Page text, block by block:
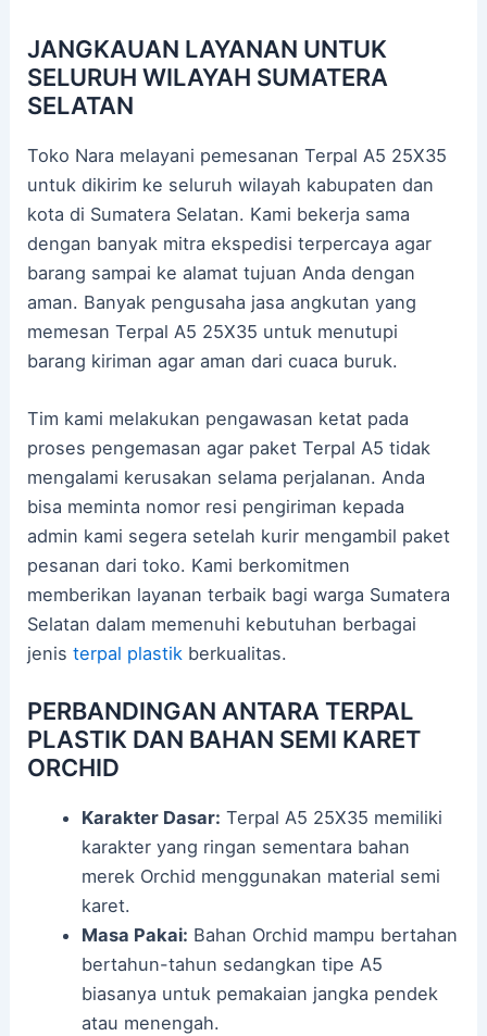
JANGKAUAN LAYANAN UNTUK
SELURUH WILAYAH SUMATERA
SELATAN
Toko Nara melayani pemesanan Terpal A5 25X35
untuk dikirim ke seluruh wilayah kabupaten dan
kota di Sumatera Selatan. Kami bekerja sama
dengan banyak mitra ekspedisi terpercaya agar
barang sampai ke alamat tujuan Anda dengan
aman. Banyak pengusaha jasa angkutan yang
memesan Terpal A5 25X35 untuk menutupi
barang kiriman agar aman dari cuaca buruk.
Tim kami melakukan pengawasan ketat pada
proses pengemasan agar paket Terpal A5 tidak
mengalami kerusakan selama perjalanan. Anda
bisa meminta nomor resi pengiriman kepada
admin kami segera setelah kurir mengambil paket
pesanan dari toko. Kami berkomitmen
memberikan layanan terbaik bagi warga Sumatera
Selatan dalam memenuhi kebutuhan berbagai
jenisterpal plastik berkualitas.
PERBANDINGAN ANTARA TERPAL
PLASTIK DAN BAHAN SEMI KARET
ORCHID
Karakter Dasar: Terpal A5 25X35 memiliki
karakter yang ringan sementara bahan
merek Orchid menggunakan material semi
karet.
Masa Pakai: Bahan Orchid mampu bertahan
bertahun-tahun sedangkan tipe A5
biasanya untuk pemakaian jangka pendek
atau menengah.